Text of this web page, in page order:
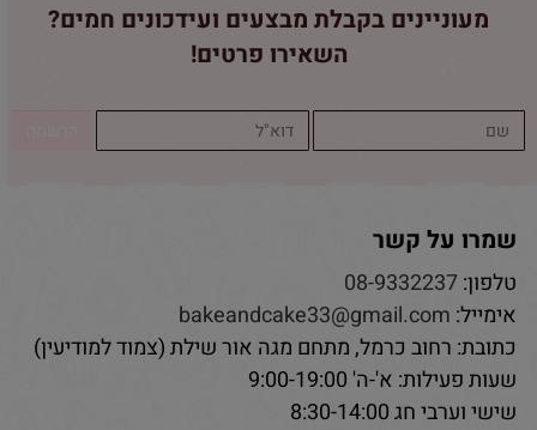
מעוניינים בקבלת מבצעים ועידכונים חמים?
השאירו פרטים!
שמרו על קשר
טלפון:08-9332237
אימייל: bakeandcake33@gmail.com
כתובת: רחוב כרמל, מתחם מגה אור שילת (צמוד למודיעין)
שעות פעילות: א'-ה' 9:00-19:00
שישי וערבי חג 8:30-14:00